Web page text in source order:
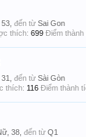
đến từ Sai Gon
thích: 699 Điểm thành
đến từ Sài Gòn
thích: 116 Điểm thành
38, đến từ Q1